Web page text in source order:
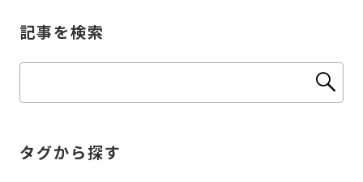
記事を検索
タグから探す